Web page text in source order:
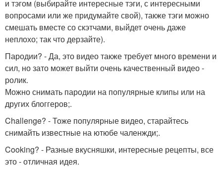
и тэгом (выбирайте интересные тэги, с интересными
вопросами или же придумайте свой), также тэги можно
смешать вместе со скэтчами, выйдет очень даже
неплохо; так что дерзайте).
Пародии? - Да, это видео также требует много времени и
сил, но зато может выйти очень качественный видео -
ролик.
Можно снимать пародии на популярные клипы или на
других блоггеров;.
Challenge? - Тоже популярные видео, старайтесь
снимайть известные на ютюбе чаленжди;.
Cooking? - Разные вкусняшки, интересные рецепты, все
это - отличная идея.